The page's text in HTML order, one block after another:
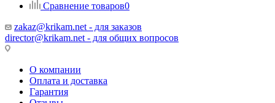
Сравнение товаров0
zakaz@krikam.net - для заказов
director@krikam.net - для общих вопросов
О компании
Оплата и доставка
Гарантия